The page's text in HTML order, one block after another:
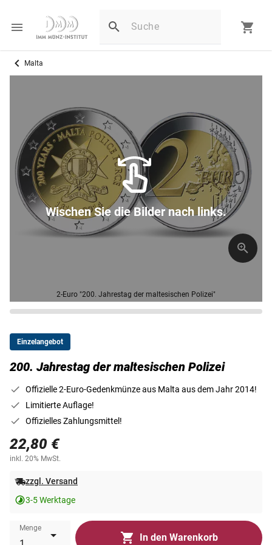
Malta
2-Euro "200. Jahrestag der maltesischen Polizei"
Wischen Sie die Bilder nach links.
Einzelangebot
200. Jahrestag der maltesischen Polizei
Offizielle 2-Euro-Gedenkmünze aus Malta aus dem Jahr 2014!
Limitierte Auflage!
Offizielles Zahlungsmittel!
22,80 €
inkl. 20% MwSt.
zzgl. Versand
3-5 Werktage
Menge
In den Warenkorb